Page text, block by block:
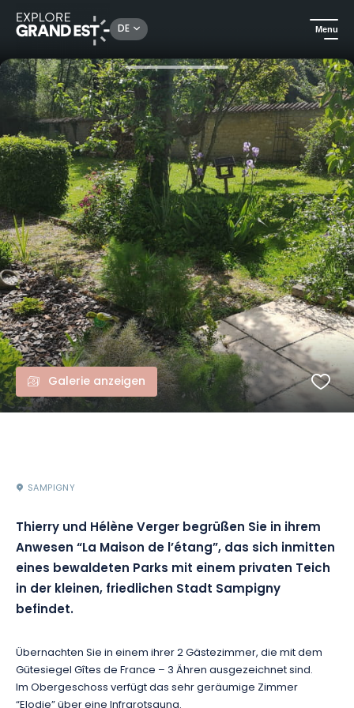
DE Menu
Sehenswertes in der Region Grand Est La Maison de l'Etang in Sampigny
Galerie anzeigen
SAMPIGNY
Thierry und Hélène Verger begrüßen Sie in ihrem
Anwesen “La Maison de l’étang”, das sich inmitten
eines bewaldeten Parks mit einem privaten Teich
in der kleinen, friedlichen Stadt Sampigny
befindet.
Übernachten Sie in einem ihrer 2 Gästezimmer, die mit dem
Gütesiegel Gîtes de France – 3 Ähren ausgezeichnet sind.
Im Obergeschoss verfügt das sehr geräumige Zimmer